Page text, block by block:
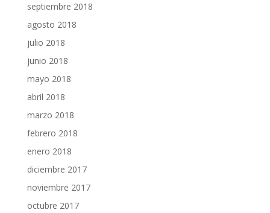
septiembre 2018
agosto 2018
julio 2018
junio 2018
mayo 2018
abril 2018
marzo 2018
febrero 2018
enero 2018
diciembre 2017
noviembre 2017
octubre 2017